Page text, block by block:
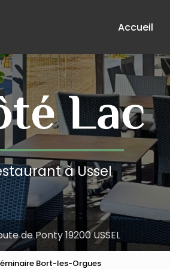
Accueil
à Ussel
de Ponty 19200 USSEL
Bort-les-Orgues